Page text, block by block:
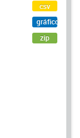
csv
gráfico
zip